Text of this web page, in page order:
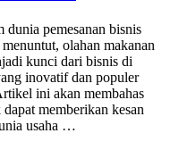
pemesanan bisnis
olahan makanan
kunci dari bisnis di
inovatif dan populer
ini akan membahas
memberikan kesan
usaha …